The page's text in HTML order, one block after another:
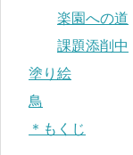
楽園への道
課題添削中
塗り絵
鳥
＊もくじ